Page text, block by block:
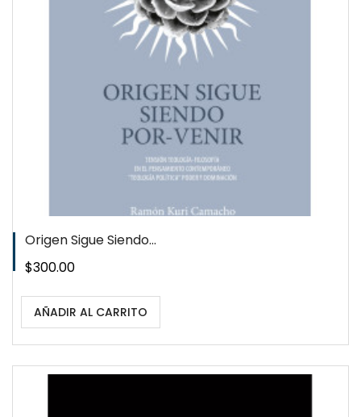
Origen Sigue Siendo...
Precio
$300.00
AÑADIR AL CARRITO